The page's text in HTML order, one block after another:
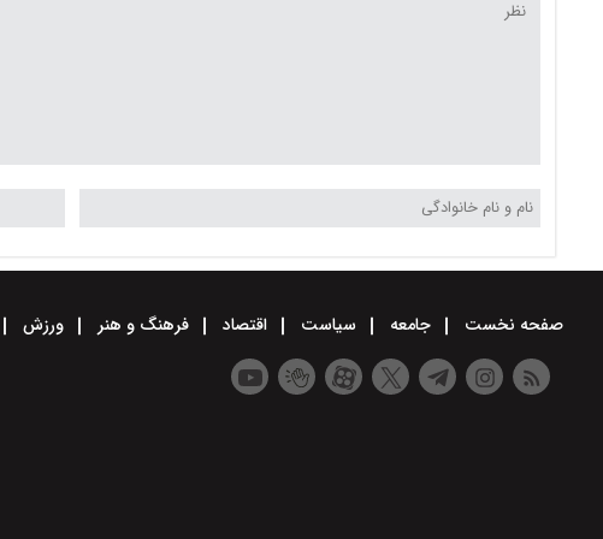
صفحه نخست جامعه سیاست اقتصاد فرهنگ و هنر ورزش